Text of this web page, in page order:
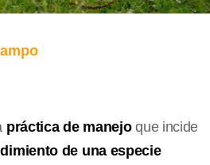
práctica de manejoque incide
de una especie